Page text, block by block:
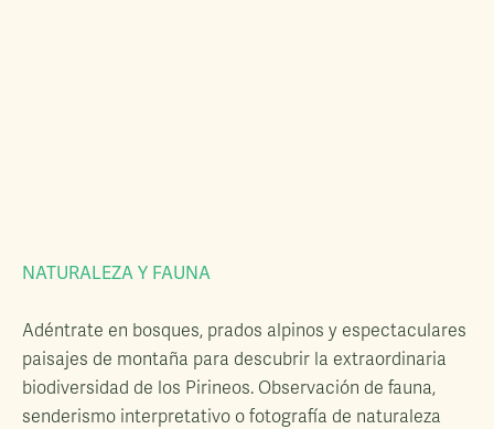
NATURALEZA Y FAUNA
Adéntrate en bosques, prados alpinos y espectaculares
paisajes de montaña para descubrir la extraordinaria
biodiversidad de los Pirineos. Observación de fauna,
senderismo interpretativo o fotografía de naturaleza